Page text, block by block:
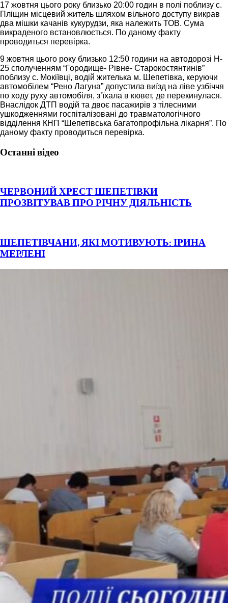
17 жовтня цього року близько 20:00 годин в полі поблизу с.
Пліщин місцевий житель шляхом вільного доступу викрав
два мішки качанів кукурудзи, яка належить ТОВ. Сума
викраденого встановлюється. По даному факту
проводиться перевірка.
9 жовтня цього року близько 12:50 години на автодорозі Н-
25 сполученням “Городище- Рівне- Старокостянтинів”
поблизу с. Мокіївці, водій жителька м. Шепетівка, керуючи
автомобілем “Рено Лагуна” допустила виїзд на ліве узбіччя
по ходу руху автомобіля, з’їхала в кювет, де перекинулася.
Внаслідок ДТП водій та двоє пасажирів з тілесними
ушкодженнями госпіталізовані до травматологічного
відділення КНП “Шепетівська багатопрофільна лікарня”. По
даному факту проводиться перевірка.
Останні відео
ЧЕРВОНИЙ ХРЕСТ ШЕПЕТІВКИ
ПРОЗВІТУВАВ ПРО РІЧНУ ДІЯЛЬНІСТЬ
ШЕПЕТІВЧАНИ, ЯКІ МОТИВУЮТЬ: ІРИНА
МЕРЛЕНІ